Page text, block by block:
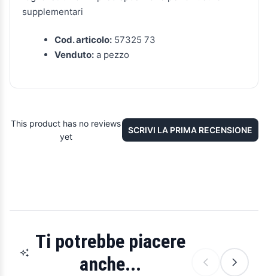
supplementari
Cod. articolo: 57325 73
Venduto: a pezzo
This product has no reviews
yet
SCRIVI LA PRIMA RECENSIONE
Ti potrebbe piacere
anche...